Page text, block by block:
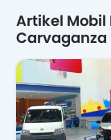
Artikel Mobil
Carvaganza